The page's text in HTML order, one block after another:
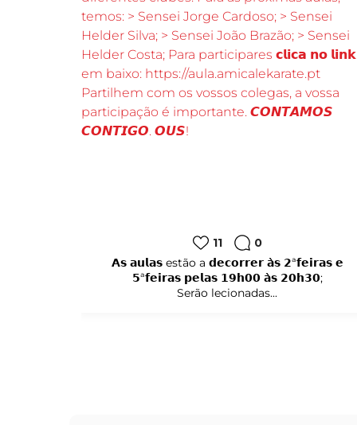
11
0
𝗔𝘀 𝗮𝘂𝗹𝗮𝘀 estão a 𝗱𝗲𝗰𝗼𝗿𝗿𝗲𝗿 𝗮̀𝘀 𝟮ª𝗳𝗲𝗶𝗿𝗮𝘀 𝗲
𝟱ª𝗳𝗲𝗶𝗿𝗮𝘀 𝗽𝗲𝗹𝗮𝘀 𝟭𝟵𝗵𝟬𝟬 𝗮̀𝘀 𝟮𝟬𝗵𝟯𝟬;
Serão lecionadas...